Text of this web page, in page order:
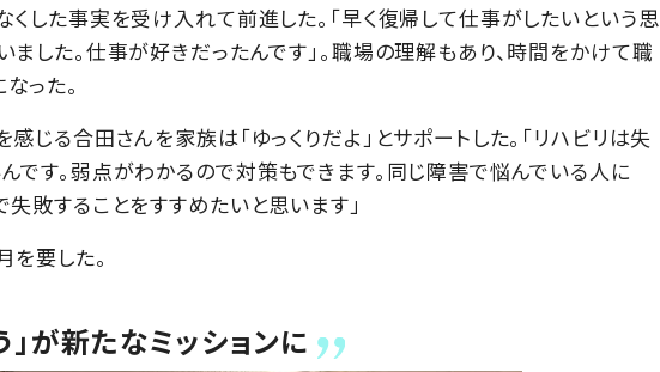
くした事実を受け入れて前進した。「早く復帰して仕事がしたいという思
ました。仕事が好きだったんです」。職場の理解もあり、時間をかけて職
った。
感じる合田さんを家族は「ゆっくりだよ」とサポートした。「リハビリは失
です。弱点がわかるので対策もできます。同じ障害で悩んでいる人に
失敗することをすすめたいと思います」
要した。
」が新たなミッションに